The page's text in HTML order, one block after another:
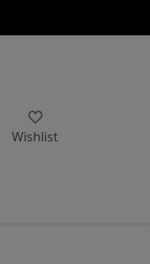
Wishlist